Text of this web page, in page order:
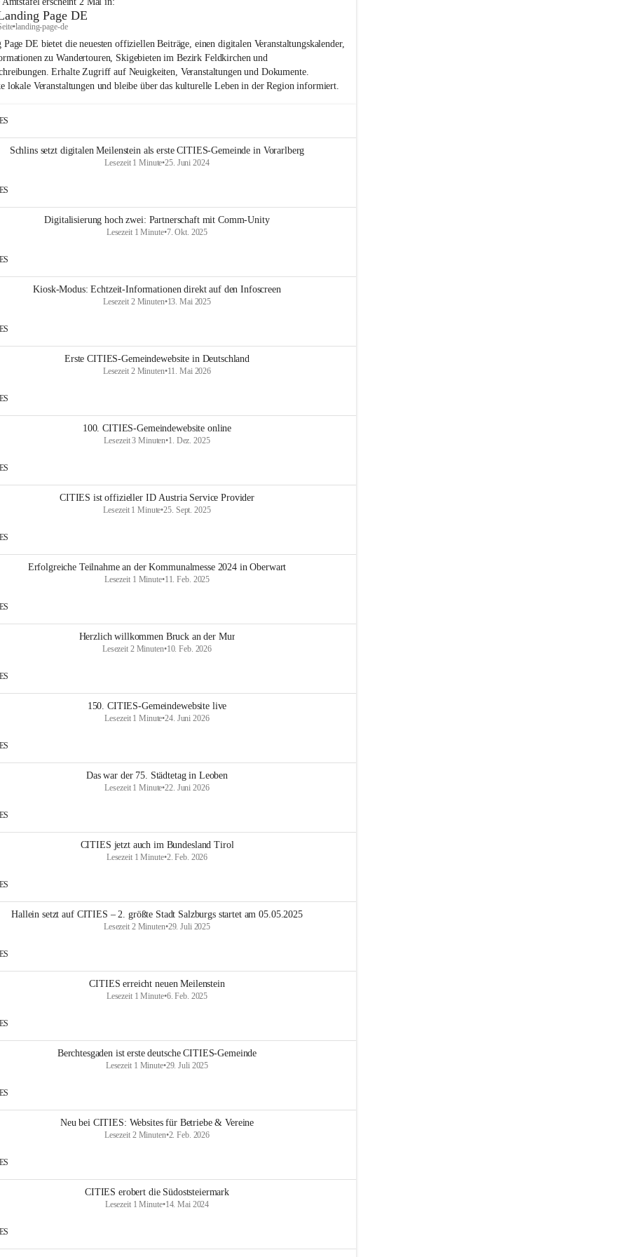
Page DE
•landing-page-de
Page DE bietet die neuesten offiziellen Beiträge, einen digitalen Veranstaltungskalender,
zu Wandertouren, Skigebieten im Bezirk Feldkirchen und
Erhalte Zugriff auf Neuigkeiten, Veranstaltungen und Dokumente.
lokale Veranstaltungen und bleibe über das kulturelle Leben in der Region informiert.
Schlins setzt digitalen Meilenstein als erste CITIES-Gemeinde in Vorarlberg
Lesezeit 1 Minute•25. Juni 2024
Digitalisierung hoch zwei: Partnerschaft mit Comm-Unity
Lesezeit 1 Minute•7. Okt. 2025
Kiosk-Modus: Echtzeit-Informationen direkt auf den Infoscreen
Lesezeit 2 Minuten•13. Mai 2025
Erste CITIES-Gemeindewebsite in Deutschland
Lesezeit 2 Minuten•11. Mai 2026
100. CITIES-Gemeindewebsite online
Lesezeit 3 Minuten•1. Dez. 2025
CITIES ist offizieller ID Austria Service Provider
Lesezeit 1 Minute•25. Sept. 2025
Erfolgreiche Teilnahme an der Kommunalmesse 2024 in Oberwart
Lesezeit 1 Minute•11. Feb. 2025
Herzlich willkommen Bruck an der Mur
Lesezeit 2 Minuten•10. Feb. 2026
150. CITIES-Gemeindewebsite live
Lesezeit 1 Minute•24. Juni 2026
Das war der 75. Städtetag in Leoben
Lesezeit 1 Minute•22. Juni 2026
CITIES jetzt auch im Bundesland Tirol
Lesezeit 1 Minute•2. Feb. 2026
Hallein setzt auf CITIES – 2. größte Stadt Salzburgs startet am 05.05.2025
Lesezeit 2 Minuten•29. Juli 2025
CITIES erreicht neuen Meilenstein
Lesezeit 1 Minute•6. Feb. 2025
Berchtesgaden ist erste deutsche CITIES-Gemeinde
Lesezeit 1 Minute•29. Juli 2025
Neu bei CITIES: Websites für Betriebe & Vereine
Lesezeit 2 Minuten•2. Feb. 2026
CITIES erobert die Südoststeiermark
Lesezeit 1 Minute•14. Mai 2024